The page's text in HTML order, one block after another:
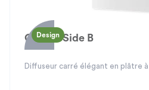
Design
Gipsair Side B
Diffuseur carré élégant en plâtre à